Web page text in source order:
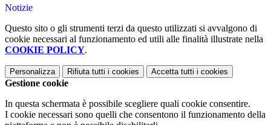
Notizie
Questo sito o gli strumenti terzi da questo utilizzati si avvalgono di
cookie necessari al funzionamento ed utili alle finalità illustrate nella
COOKIE POLICY.
Personalizza Rifiuta tutti i cookies Accetta tutti i cookies
Gestione cookie
In questa schermata è possibile scegliere quali cookie consentire.
I cookie necessari sono quelli che consentono il funzionamento della